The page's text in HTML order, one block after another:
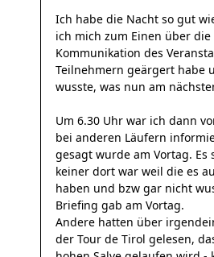
Ich habe die Nacht so gut
ich mich zum Einen über die
Kommunikation des
Teilnehmern geärgert habe
wusste, was nun am
Um 6.30 Uhr war ich dann
bei anderen Läufern
gesagt wurde am Vortag. Es
keiner dort war weil die es
haben und bzw gar nicht
Briefing gab am Vortag.
Andere hatten über
der Tour de Tirol gelesen,